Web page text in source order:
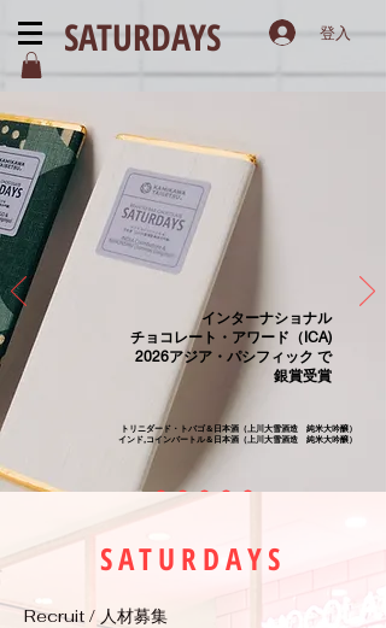
SATURDAYS 登入
インターナショナル
チョコレート・アワード（ICA)
2026アジア・パシフィック で
銀賞受賞
トリニダード・トバゴ＆日本酒（上川大雪酒造 純米大吟醸）
インド,コインバートル＆日本酒（上川大雪酒造 純米大吟醸）
SATURDAYS
Recruit / 人材募集